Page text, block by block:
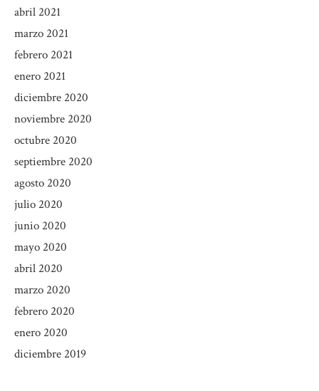
abril 2021
marzo 2021
febrero 2021
enero 2021
diciembre 2020
noviembre 2020
octubre 2020
septiembre 2020
agosto 2020
julio 2020
junio 2020
mayo 2020
abril 2020
marzo 2020
febrero 2020
enero 2020
diciembre 2019